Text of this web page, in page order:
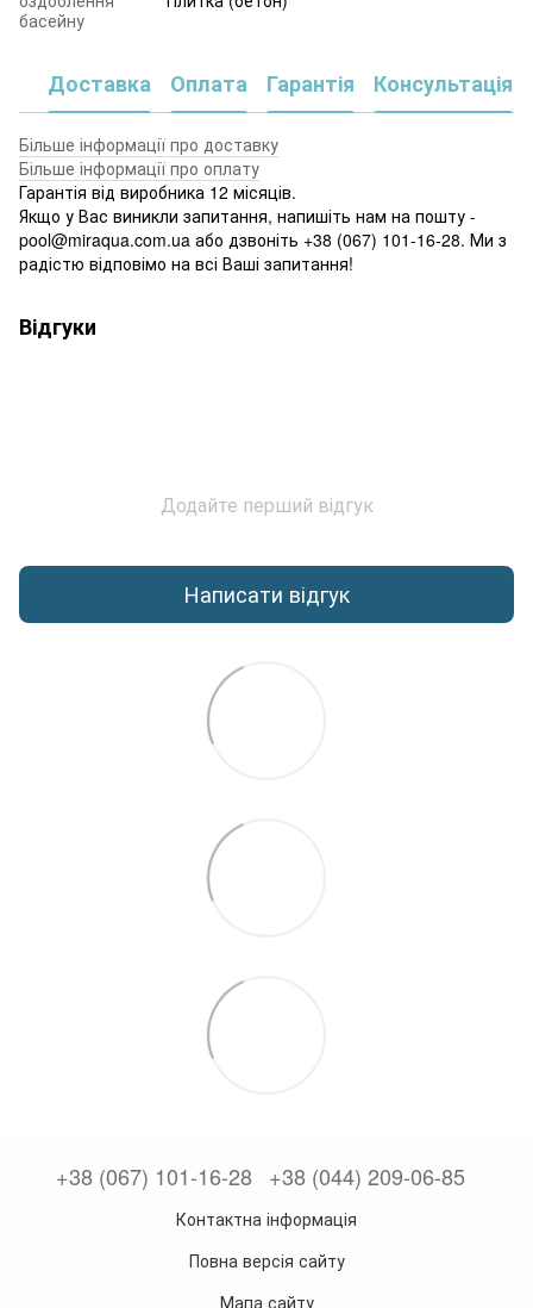
басейну
Доставка Оплата Гарантія Консультація
Більше інформації про доставку
Більше інформації про оплату
Гарантія від виробника 12 місяців.
Якщо у Вас виникли запитання, напишіть нам на пошту -
pool@miraqua.com.ua або дзвоніть +38 (067) 101-16-28. Ми з
радістю відповімо на всі Ваші запитання!
Відгуки
Додайте перший відгук
Написати відгук
+38 (067) 101-16-28 +38 (044) 209-06-85
Контактна інформація
Повна версія сайту
Мапа сайту